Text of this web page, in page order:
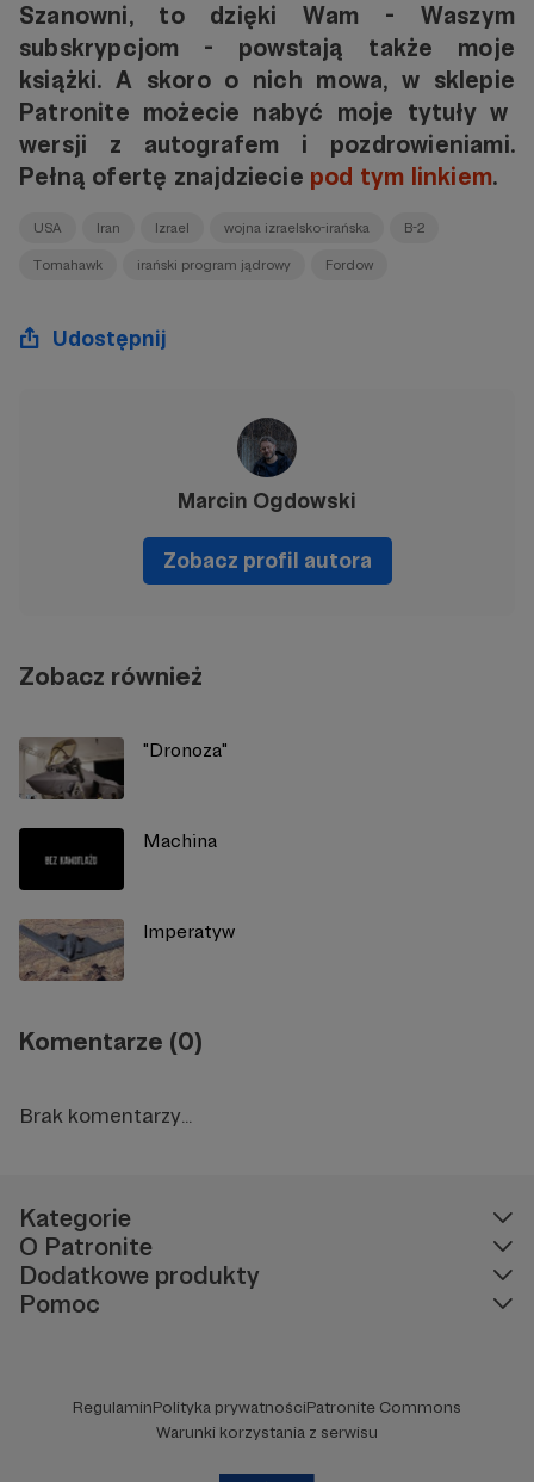
Szanowni, to dzięki Wam - Waszym
subskrypcjom - powstają także moje
książki. A skoro o nich mowa, w sklepie
Patronite możecie nabyć moje tytuły w
wersji z autografem i pozdrowieniami.
Pełną ofertę znajdziecie pod tym linkiem.
USA Iran Izrael wojna izraelsko-irańska B-2
Tomahawk irański program jądrowy Fordow
Udostępnij
Marcin Ogdowski
Zobacz profil autora
Zobacz również
"Dronoza"
Machina
Imperatyw
Komentarze (0)
Brak komentarzy...
Kategorie
O Patronite
Dodatkowe produkty
Pomoc
RegulaminPolityka prywatnościPatronite Commons
Warunki korzystania z serwisu